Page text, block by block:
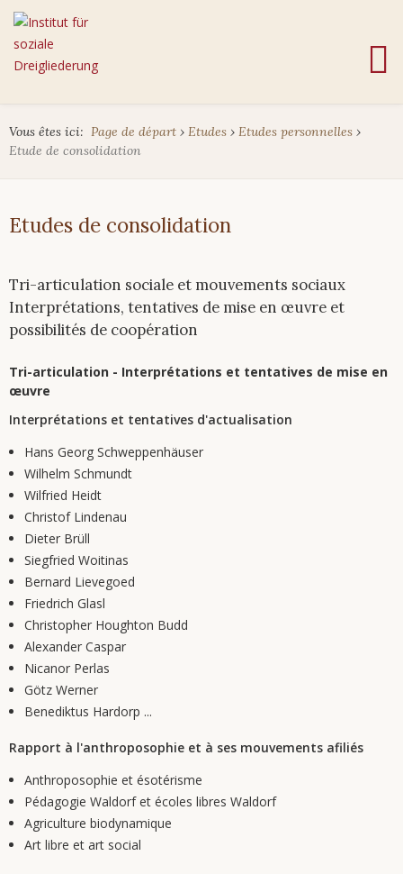
Vous êtes ici: Page de départ › Etudes › Etudes personnelles ›
Etude de consolidation
Etudes de consolidation
Tri-articulation sociale et mouvements sociaux
Interprétations, tentatives de mise en œuvre et
possibilités de coopération
Tri-articulation - Interprétations et tentatives de mise en
œuvre
Interprétations et tentatives d'actualisation
Hans Georg Schweppenhäuser
Wilhelm Schmundt
Wilfried Heidt
Christof Lindenau
Dieter Brüll
Siegfried Woitinas
Bernard Lievegoed
Friedrich Glasl
Christopher Houghton Budd
Alexander Caspar
Nicanor Perlas
Götz Werner
Benediktus Hardorp ...
Rapport à l'anthroposophie et à ses mouvements afiliés
Anthroposophie et ésotérisme
Pédagogie Waldorf et écoles libres Waldorf
Agriculture biodynamique
Art libre et art social